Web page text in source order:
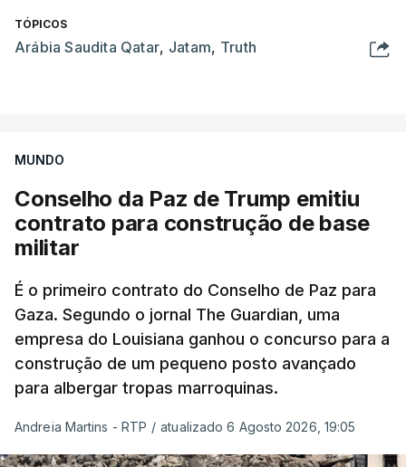
TÓPICOS
Arábia Saudita Qatar, Jatam, Truth
MUNDO
Conselho da Paz de Trump emitiu
contrato para construção de base
militar
É o primeiro contrato do Conselho de Paz para
Gaza. Segundo o jornal The Guardian, uma
empresa do Louisiana ganhou o concurso para a
construção de um pequeno posto avançado
para albergar tropas marroquinas.
Andreia Martins - RTP / atualizado 6 Agosto 2026, 19:05